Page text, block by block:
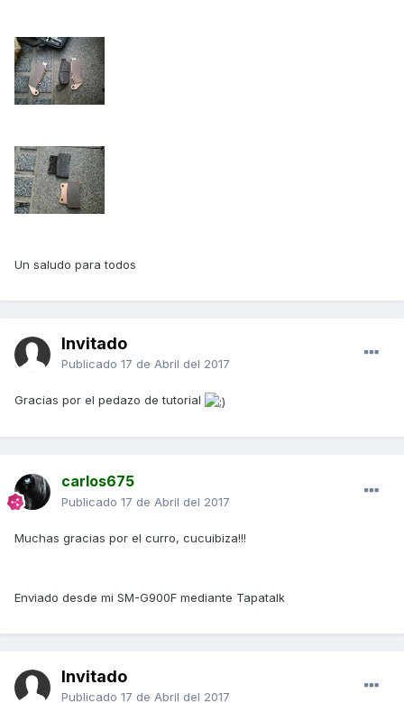
Un saludo para todos
Invitado
Publicado 17 de Abril del 2017
Gracias por el pedazo de tutorial
carlos675
Publicado 17 de Abril del 2017
Muchas gracias por el curro, cucuibiza!!!
Enviado desde mi SM-G900F mediante Tapatalk
Invitado
Publicado 17 de Abril del 2017